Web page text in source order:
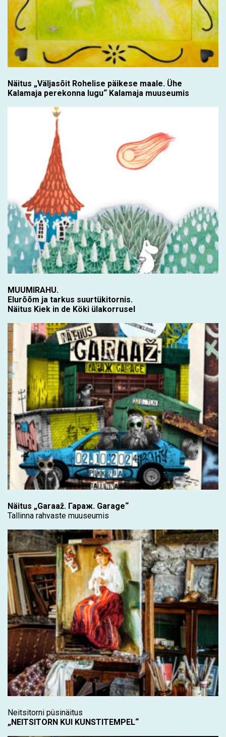
Näitus „Väljasõit Rohelise päikese maale. Ühe
Kalamaja perekonna lugu“ Kalamaja muuseumis
MUUMIRAHU.
Elurõõm ja tarkus suurtükitornis.
Näitus Kiek in de Köki ülakorrusel
Näitus „Garaaž. Гараж. Garage“
Tallinna rahvaste muuseumis
Neitsitorni püsinäitus
„NEITSITORN KUI KUNSTITEMPEL“